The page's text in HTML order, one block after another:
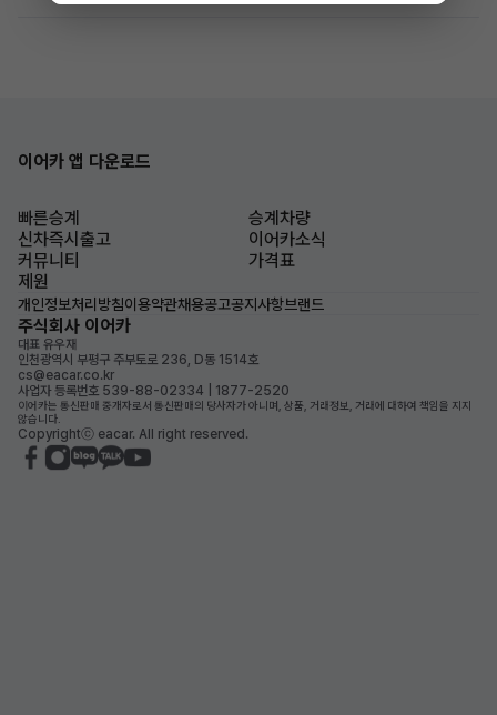
이어카 앱 다운로드
빠른승계
승계차량
신차즉시출고
이어카소식
커뮤니티
가격표
제원
개인정보처리방침이용약관채용공고공지사항브랜드
주식회사 이어카
대표 유우재
인천광역시 부평구 주부토로 236, D동 1514호
cs@eacar.co.kr
사업자 등록번호 539-88-02334 | 1877-2520
이어카는 통신판매 중개자로서 통신판매의 당사자가 아니며, 상품, 거래정보, 거래에 대하여 책임을 지지
않습니다.
Copyrightⓒ eacar. All right reserved.